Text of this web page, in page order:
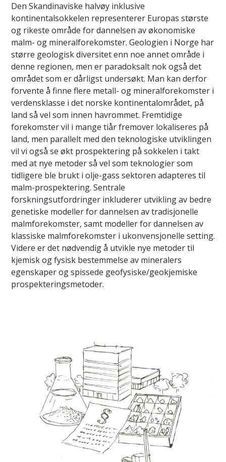
Den Skandinaviske halvøy inklusive
kontinentalsokkelen representerer Europas største
og rikeste område for dannelsen av økonomiske
malm- og mineralforekomster. Geologien i Norge har
større geologisk diversitet enn noe annet område i
denne regionen, men er paradoksalt nok også det
området som er dårligst undersøkt. Man kan derfor
forvente å finne flere metall- og mineralforekomster i
verdensklasse i det norske kontinentalområdet, på
land så vel som innen havrommet. Fremtidige
forekomster vil i mange tiår fremover lokaliseres på
land, men parallelt med den teknologiske utviklingen
vil vi også se økt prospektering på sokkelen i takt
med at nye metoder så vel som teknologier som
tidligere ble brukt i olje-gass sektoren adapteres til
malm-prospektering. Sentrale
forskningsutfordringer inkluderer utvikling av bedre
genetiske modeller for dannelsen av tradisjonelle
malmforekomster, samt modeller for dannelsen av
klassiske malmforekomster i ukonvensjonelle setting.
Videre er det nødvendig å utvikle nye metoder til
kjemisk og fysisk bestemmelse av mineralers
egenskaper og spissede geofysiske/geokjemiske
prospekteringsmetoder.